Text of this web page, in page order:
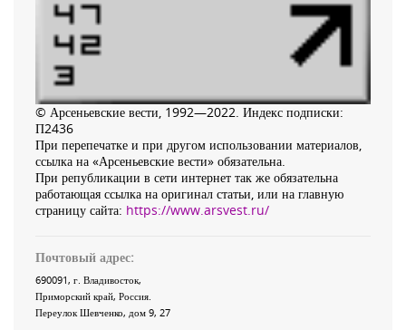
© Арсеньевские вести, 1992—2022. Индекс подписки:
П2436
При перепечатке и при другом использовании материалов,
ссылка на «Арсеньевские вести» обязательна.
При републикации в сети интернет так же обязательна
работающая ссылка на оригинал статьи, или на главную
страницу сайта: https://www.arsvest.ru/
Почтовый адрес:
690091, г. Владивосток,
Приморский край, Россия
Переулок Шевченко, дом 9, 27